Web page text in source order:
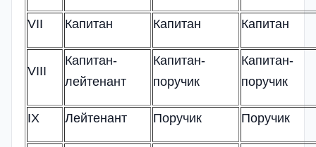
VII Капитан Капитан Капитан
VIII
Капитан-
лейтенант
Капитан-
поручик
Капитан-
поручик
IX Лейтенант Поручик Поручик